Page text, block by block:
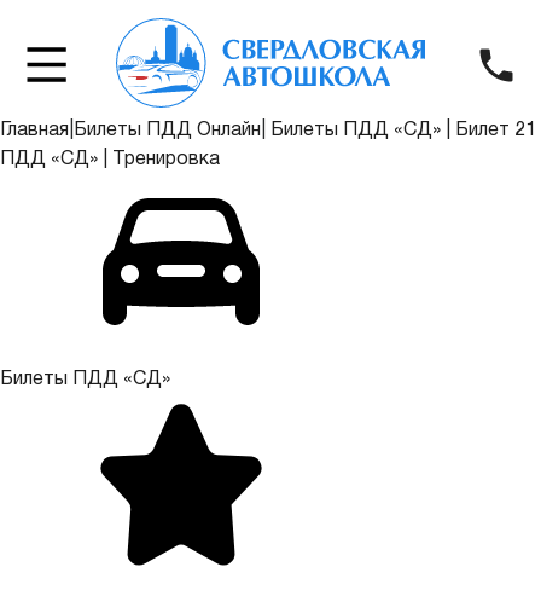
Главная Билеты ПДД Онлайн Билеты ПДД «СД»
Билет 21
ПДД «СД»
Тренировка
Билеты ПДД «СД»